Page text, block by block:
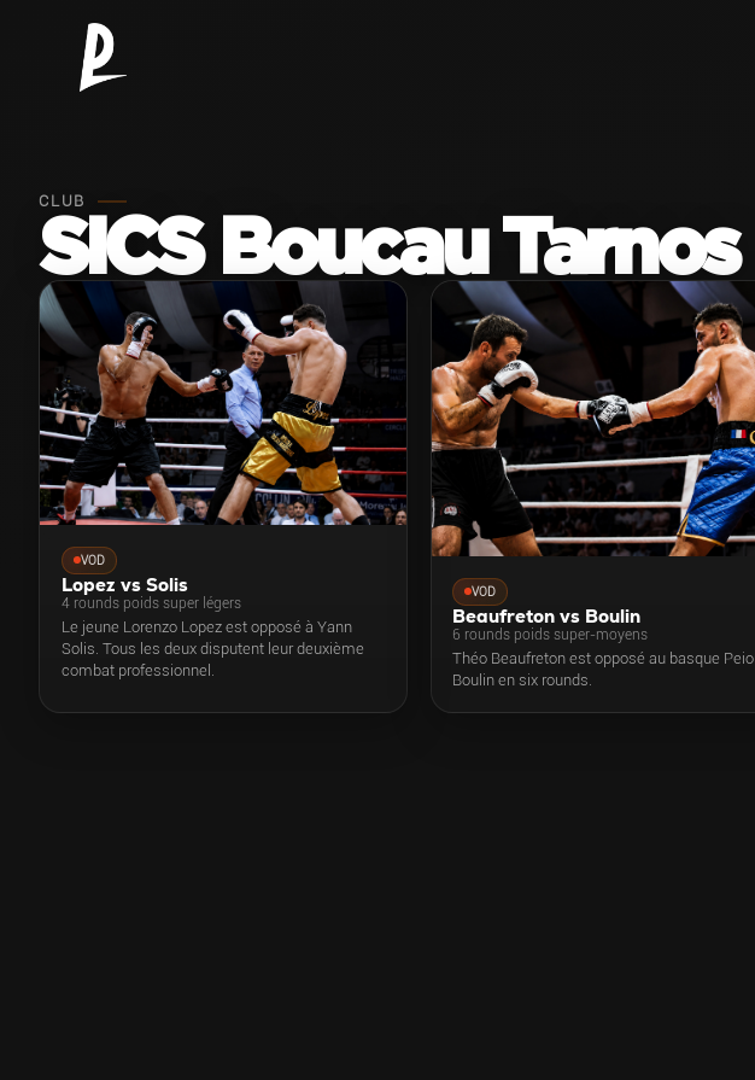
CLUB
SICS Boucau Tarnos
VOD
Lopez vs Solis
4 rounds poids super légers
Le jeune Lorenzo Lopez est opposé à Yann
Solis. Tous les deux disputent leur deuxième
combat professionnel.
VOD
Beaufreton vs Boulin
6 rounds poids super-moyens
Théo Beaufreton est opposé au basque Peio
Boulin en six rounds.